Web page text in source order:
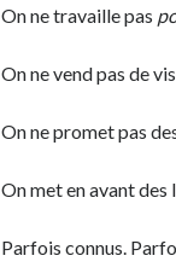
On ne travaille pas
On ne vend pas de
On ne promet pas
On met en avant des
Parfois connus.